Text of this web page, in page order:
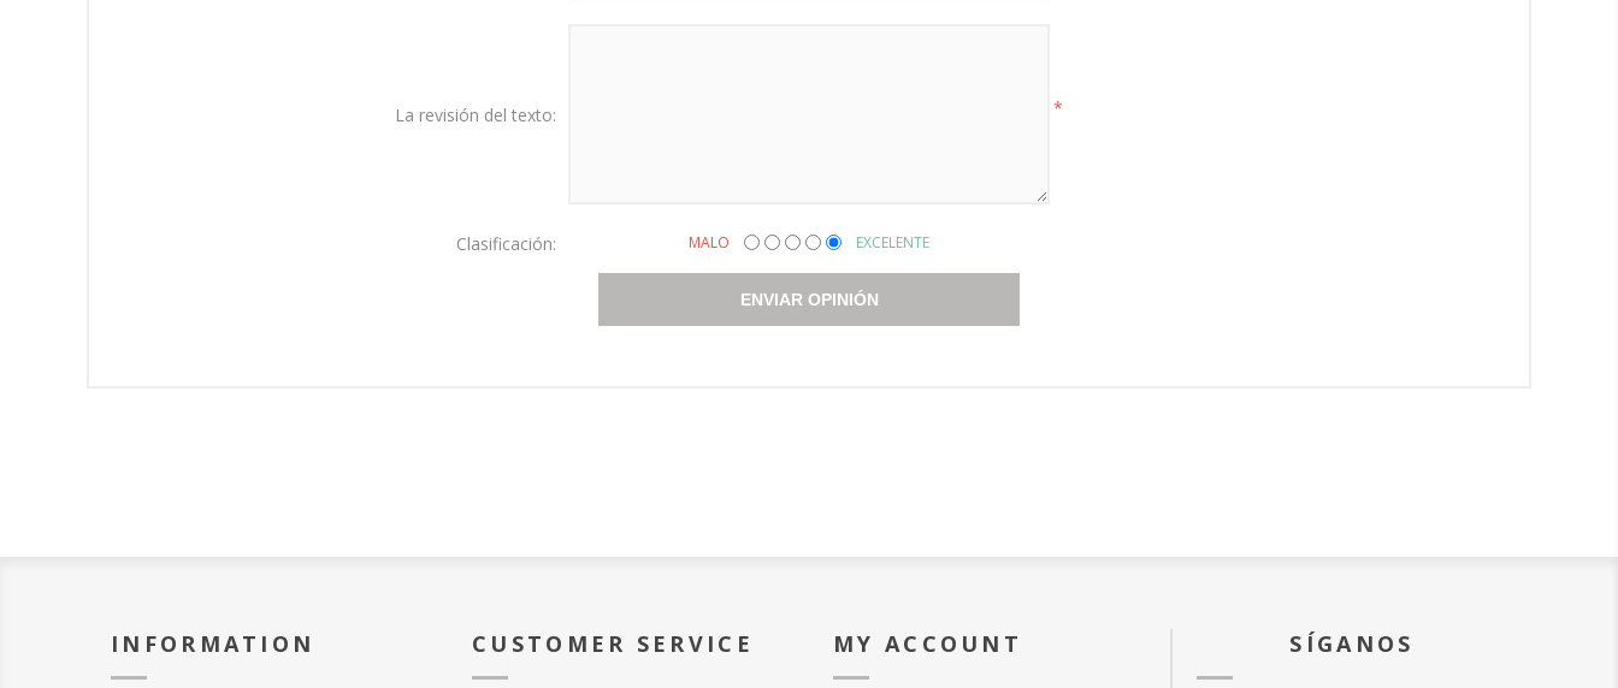
La revisión del texto: *
Clasificación: MALO EXCELENTE
ENVIAR OPINIÓN
INFORMATION CUSTOMER SERVICE MY ACCOUNT SÍGANOS